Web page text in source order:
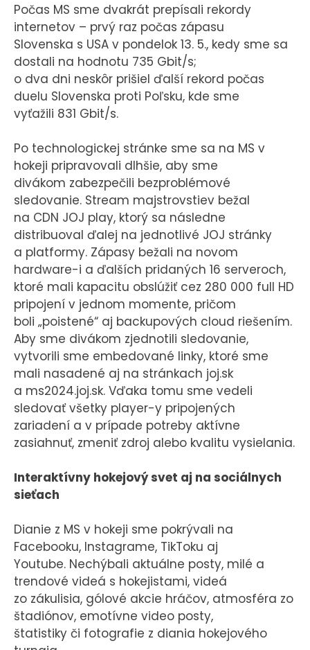
Počas MS sme dvakrát prepísali rekordy
internetov – prvý raz počas zápasu
Slovenska s USA v pondelok 13. 5., kedy sme sa
dostali na hodnotu 735 Gbit/s;
o dva dni neskôr prišiel ďalší rekord počas
duelu Slovenska proti Poľsku, kde sme
vyťažili 831 Gbit/s.
Po technologickej stránke sme sa na MS v
hokeji pripravovali dlhšie, aby sme
divákom zabezpečili bezproblémové
sledovanie. Stream majstrovstiev bežal
na CDN JOJ play, ktorý sa následne
distribuoval ďalej na jednotlivé JOJ stránky
a platformy. Zápasy bežali na novom
hardware-i a ďalších pridaných 16 serveroch,
ktoré mali kapacitu obslúžiť cez 280 000 full HD
pripojení v jednom momente, pričom
boli „poistené“ aj backupových cloud riešením.
Aby sme divákom zjednotili sledovanie,
vytvorili sme embedované linky, ktoré sme
mali nasadené aj na stránkach joj.sk
a ms2024.joj.sk. Vďaka tomu sme vedeli
sledovať všetky player-y pripojených
zariadení a v prípade potreby aktívne
zasiahnuť, zmeniť zdroj alebo kvalitu vysielania.
Interaktívny hokejový svet aj na sociálnych
sieťach
Dianie z MS v hokeji sme pokrývali na
Facebooku, Instagrame, TikToku aj
Youtube. Nechýbali aktuálne posty, milé a
trendové videá s hokejistami, videá
zo zákulisia, gólové akcie hráčov, atmosféra zo
štadiónov, emotívne video posty,
štatistiky či fotografie z diania hokejového